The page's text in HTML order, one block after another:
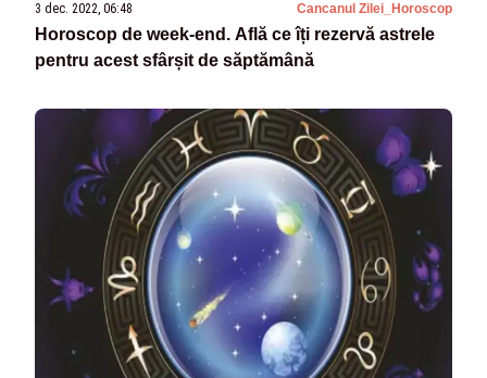
3 dec. 2022, 06:48 Cancanul Zilei_Horoscop
Horoscop de week-end. Află ce îți rezervă astrele
pentru acest sfârșit de săptămână